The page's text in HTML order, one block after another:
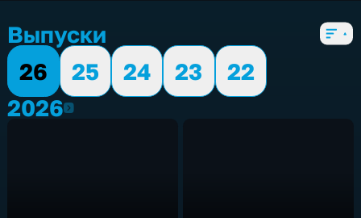
Выпуски
26
25 24 23
22
20262026